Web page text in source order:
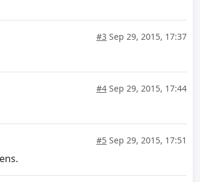
#3 Sep 29, 2015, 17:37
#4 Sep 29, 2015, 17:44
#5 Sep 29, 2015, 17:51